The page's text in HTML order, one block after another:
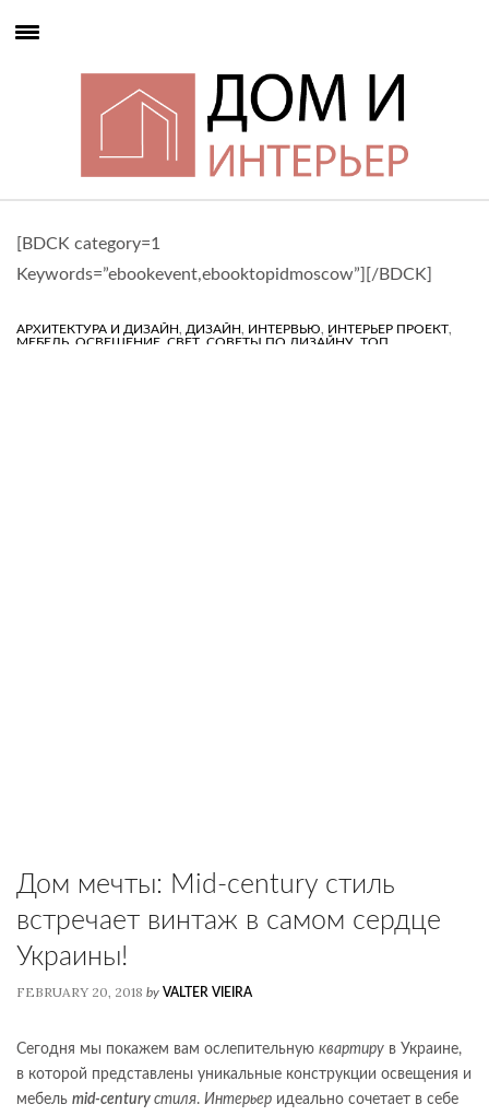
[BDCK category=1
Keywords=”ebookevent,ebooktopidmoscow”][/BDCK]
АРХИТЕКТУРА И ДИЗАЙН, ДИЗАЙН, ИНТЕРВЬЮ, ИНТЕРЬЕР ПРОЕКТ,
МЕБЕЛЬ ОСВЕЩЕНИЕ СВЕТ СОВЕТЫ ПО ДИЗАЙНУ ТОП
Дом мечты: Mid-century стиль
встречает винтаж в самом сердце
Украины!
FEBRUARY 20, 2018 by VALTER VIEIRA
Сегодня мы покажем вам ослепительную квартиру в Украине,
в которой представлены уникальные конструкции освещения и
мебель mid-century стиля. Интерьер идеально сочетает в себе